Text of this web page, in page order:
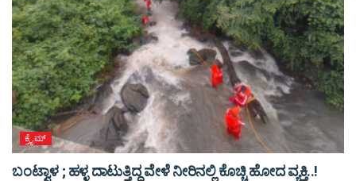
ಕ್ರೈಮ್
ಬಂಟ್ವಾಳ ; ಹಳ್ಳ ದಾಟುತ್ತಿದ್ದ ವೇಳೆ ನೀರಿನಲ್ಲಿ ಕೊಚ್ಚಿ ಹೋದ ವ್ಯಕ್ತಿ..!